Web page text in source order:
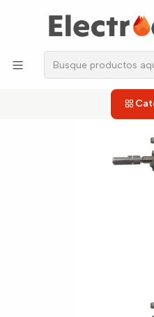
los repuestos que
Válvula Aluminio Corta